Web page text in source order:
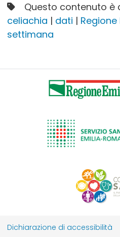
Questo contenuto è
celiachia | dati |
settimana
Dichiarazione di accessibilità